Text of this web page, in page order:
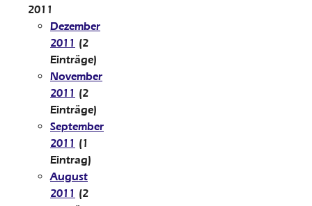
2011
Dezember
2011 (2
Einträge)
November
2011 (2
Einträge)
September
2011 (1
Eintrag)
August
2011 (2